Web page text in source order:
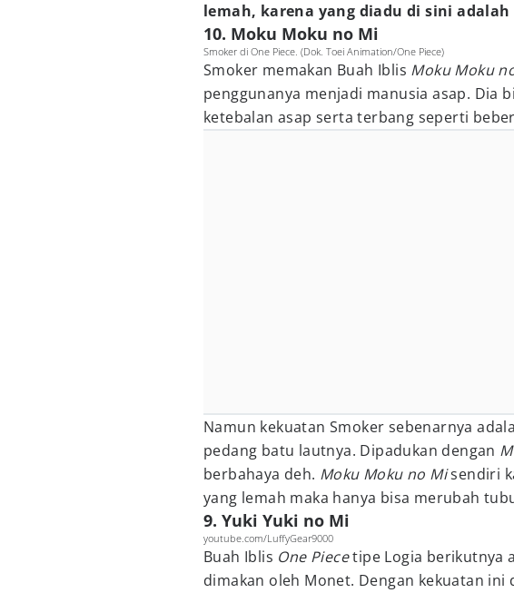
lemah, karena yang diadu di sini
10. Moku Moku no Mi
Smoker di One Piece. (Dok. Toei Animation/One Piece)
Smoker memakan Buah Iblis Moku Moku
penggunanya menjadi manusia asap. Dia
ketebalan asap serta terbang seperti
Namun kekuatan Smoker sebenarnya
pedang batu lautnya. Dipadukan dengan
berbahaya deh. Moku Moku no Misendiri
yang lemah maka hanya bisa merubah
9. Yuki Yuki no Mi
youtube.com/LuffyGear9000
Buah Iblis One Piecetipe Logia berikutnya
dimakan oleh Monet. Dengan kekuatan ini